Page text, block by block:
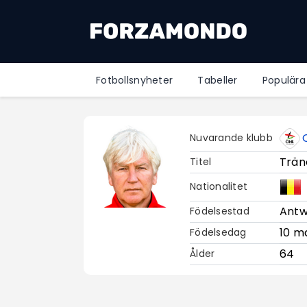
Fotbollsnyheter Tabeller
Nuvarande klubb
Titel
Nationalitet
Födelsestad
Födelsedag 10
Ålder 64